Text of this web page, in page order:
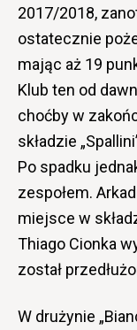
2017/2018,
ostatecznie
mając aż 19
Klub ten od
choćby w
składzie
Po spadku
zespołem.
miejsce w
Thiago Cionka
został
W drużynie